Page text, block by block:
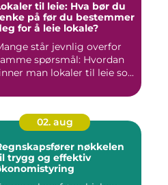
til leie: Hva bør du
på før du bestemmer
for å leie lokale?
står jevnlig overfor
spørsmål: Hvordan
man lokaler til leie so...
02. aug
nøkkelen
trygg og effektiv